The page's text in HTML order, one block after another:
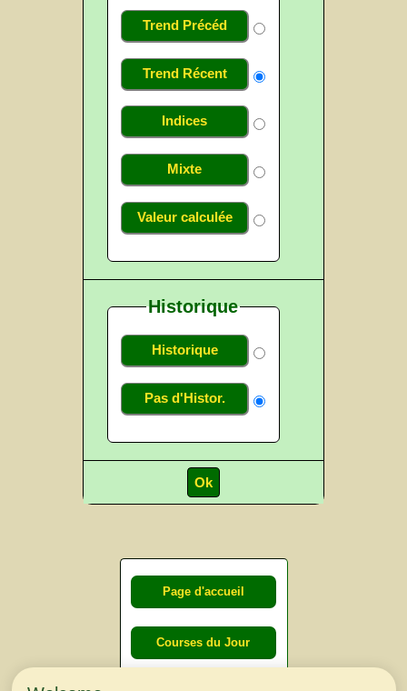
Trend Précéd
Trend Récent
Indices
Mixte
Valeur calculée
Historique
Historique
Pas d'Histor.
Page d'accueil
Courses du Jour